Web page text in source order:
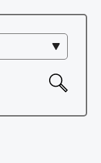
業承継対策